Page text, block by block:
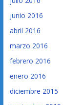
junio 2016
abril 2016
marzo 2016
febrero 2016
enero 2016
diciembre 2015